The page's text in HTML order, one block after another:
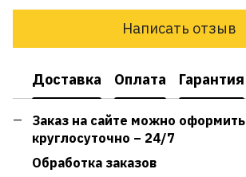
Написать отзыв
Доставка Оплата Гарантия
Заказ на сайте можно оформить
круглосуточно – 24/7
Обработка заказов